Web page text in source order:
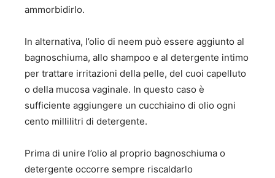
ammorbidirlo.
In alternativa, l’olio di neem può essere aggiunto al
bagnoschiuma, allo shampoo e al detergente intimo
per trattare irritazioni della pelle, del cuoi capelluto
o della mucosa vaginale. In questo caso è
sufficiente aggiungere un cucchiaino di olio ogni
cento millilitri di detergente.
Prima di unire l’olio al proprio bagnoschiuma o
detergente occorre sempre riscaldarlo